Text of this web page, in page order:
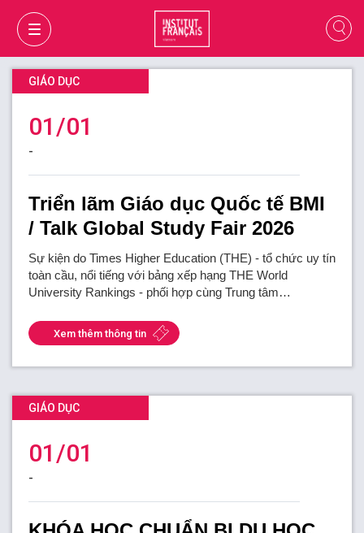
GIỎ HÀNG ĐĂNG NHẬP
FR
GIÁO DỤC
01/01
-
Triển lãm Giáo dục Quốc tế BMI
/ Talk Global Study Fair 2026
Sự kiện do Times Higher Education (THE) - tổ chức uy tín
toàn cầu, nổi tiếng với bảng xếp hạng THE World
University Rankings - phối hợp cùng Trung tâm…
Xem thêm thông tin
GIÁO DỤC
01/01
-